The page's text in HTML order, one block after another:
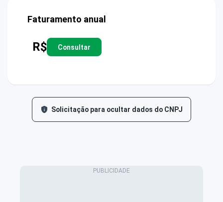
Faturamento anual
R$ Consultar
Solicitação para ocultar dados do CNPJ